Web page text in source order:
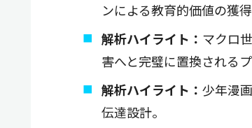
ンによる教育的価値の獲得
解析ハイライト： マクロ
害へと完璧に置換される
解析ハイライト： 少年漫
伝達設計。